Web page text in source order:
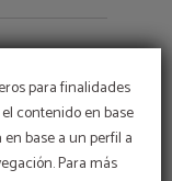
para finalidades
contenido en base
base a un perfil a
Para más